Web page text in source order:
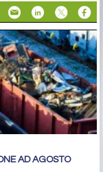
AD AGOSTO